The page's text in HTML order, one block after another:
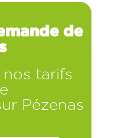
de
tarifs
Pézenas